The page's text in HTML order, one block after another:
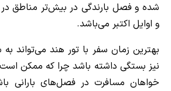
شده و فصل بارندگی در بیش‌تر مناطق
و اوایل اکتبر می‌باشد.
بهترین زمان سفر با تور هند می‌تواند
نیز بستگی داشته باشد چرا که ممکن
خواهان مسافرت در فصل‌های بارانی